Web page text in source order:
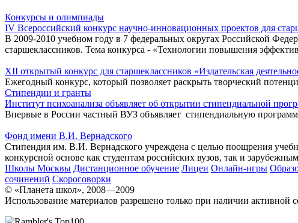
Конкурсы и олимпиады
IV Всероссийский конкурс научно-инновационных проектов для
В 2009-2010 учебном году в 7 федеральных округах Российской
старшеклассников. Тема конкурса - «Технологии повышения
XII открытый конкурс для старшеклассников «Издательская
Ежегодный конкурс, который позволяет раскрыть творческий
Стипендии и гранты
Институт психоанализа объявляет об открытии стипендиальной
Впервые в России частный ВУЗ объявляет стипендиальную
Фонд имени В.И. Вернадского
Стипендия им. В.И. Вернадского учреждена с целью поощрения
конкурсной основе как студентам российских вузов, так и
Школы Москвы Дистанционное обучение Лицеи Онлайн-игры
сочинений Скороговорки
© «Планета школ», 2008—2009
Использование материалов разрешено только при наличии активной